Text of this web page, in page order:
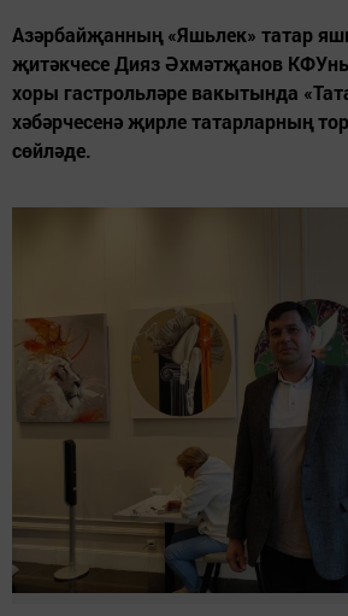
Азәрбайҗанның «Яшьлек» татар
җитәкчесе Дияз Әхмәтҗанов
хоры гастрольләре вакытында
хәбәрчесенә җирле татарларның
сөйләде.